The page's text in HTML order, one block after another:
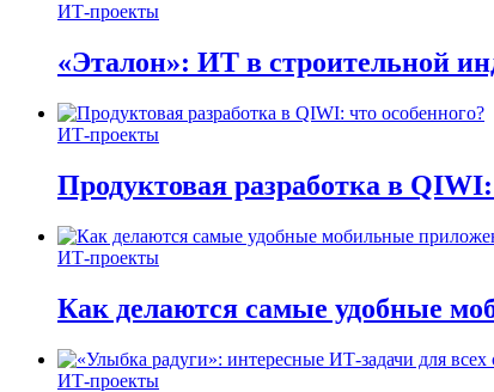
ИТ-проекты
«Эталон»: ИТ в строительной
ИТ-проекты
Продуктовая разработка в QIWI:
ИТ-проекты
Как делаются самые удобные
ИТ-проекты